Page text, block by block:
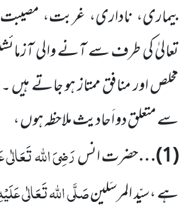
بیماری، ناداری، غربت،
تعالیٰ کی طرف سے آنے والی
مخلص اور منافق ممتاز ہو جاتے ہیں
سے متعلق دو اَحادیث ملاحظہ ہوں ،
(
1
)…حضرت انسرَضِیَ اللہ
ہے ،سیّد المرسَلینصَلَّی اللہ تَعَالٰی